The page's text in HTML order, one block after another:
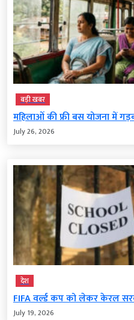
बड़ी खबर
महिलाओं की फ्री बस योजना में
July 26, 2026
देश
FIFA वर्ल्ड कप को लेकर केरल
July 19, 2026